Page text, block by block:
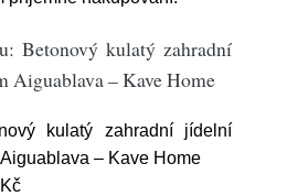
Betonový kulatý zahradní
Aiguablava – Kave Home
kulatý zahradní jídelní
– Kave Home